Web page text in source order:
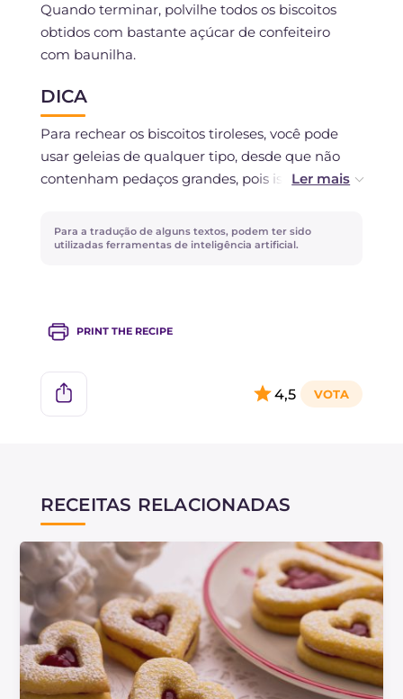
Quando terminar, polvilhe todos os biscoitos
obtidos com bastante açúcar de confeiteiro
com baunilha.
DICA
Para rechear os biscoitos tiroleses, você pode
usar geleias de qualquer tipo, desde que não
contenham pedaços grandes, pois isso
formas que compõem os biscoitos.
Para a tradução de alguns textos, podem ter sido
utilizadas ferramentas de inteligência artificial.
PRINT THE RECIPE
4,5
RECEITAS RELACIONADAS